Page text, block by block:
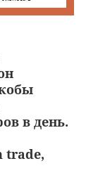
в день.
trade,